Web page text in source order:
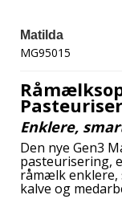
Matilda
MG95015
Enklere,
Den nye Gen3
pasteurisering,
råmælk enklere,
kalve og